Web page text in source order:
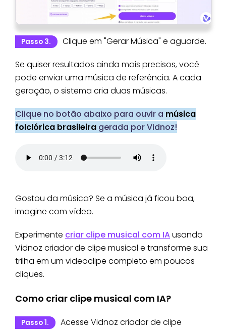
Passo 3.
Clique em "Gerar Música" e aguarde.
Se quiser resultados ainda mais precisos, você
pode enviar uma música de referência. A cada
geração, o sistema cria duas músicas.
Clique no botão abaixo para ouvir a música
folclórica brasileira gerada por Vidnoz!
Gostou da música? Se a música já ficou boa,
imagine com vídeo.
Experimente criar clipe musical com IAusando
Vidnoz criador de clipe musical e transforme sua
trilha em um videoclipe completo em poucos
cliques.
Como criar clipe musical com IA?
Passo 1.
Acesse Vidnoz criador de clipe